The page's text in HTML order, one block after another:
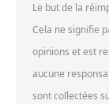
Le but de la
Cela ne signifie
opinions et est
aucune
sont collectées